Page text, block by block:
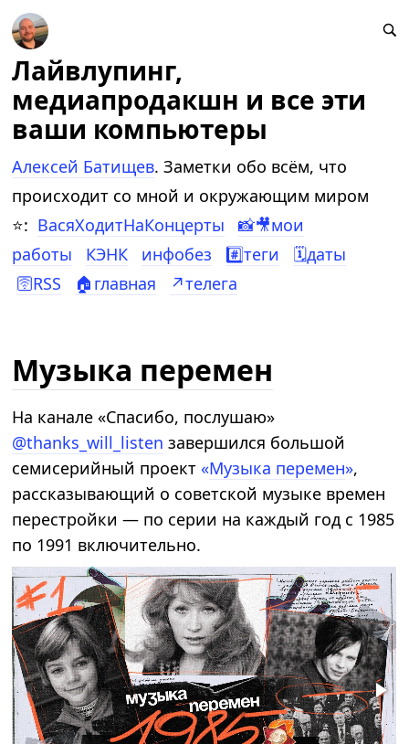
Лайвлупинг,
медиапродакшн и все эти
ваши компьютеры
Алексей Батищев. Заметки обо всём, что
происходит со мной и окружающим миром
⭐: ВасяХодитНаКонцерты
📸🎥мои
работы
КЭНК инфобез #️⃣теги
🗓️даты
🛜RSS
🏠главная ↗️телега
Музыка перемен
На канале «Спасибо, послушаю»
@thanks_will_listen завершился большой
семисерийный проект«Музыка перемен»,
рассказывающий о советской музыке времен
перестройки — по серии на каждый год с 1985
по 1991 включительно.